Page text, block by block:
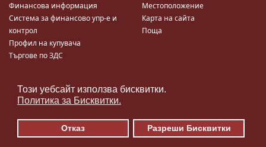
Този уебсайт използва бисквитки.
Политика за Бисквитки.
Отказ Разреши Бисквитки
Финансова информация
Система за финансово упр-е и
контрол
Профил на купувача
Търгове по ЗДС
Местоположение
Карта на сайта
Поща